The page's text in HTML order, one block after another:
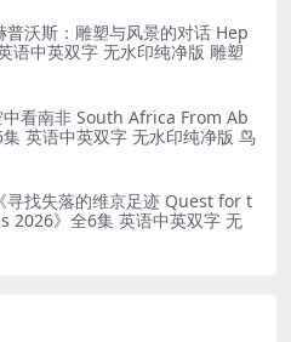
普沃斯：雕塑与风景的对话 Hep
语中英双字 无水印纯净版 雕塑
中看南非 South Africa From Ab
英语中英双字 无水印纯净版 鸟
寻找失落的维京足迹 Quest for t
2026》全6集 英语中英双字 无